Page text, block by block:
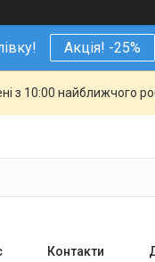
Акція! -25%
з 10:00 найближчого
Контакти